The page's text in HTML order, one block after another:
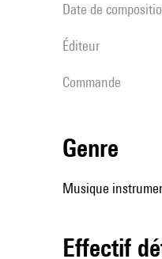
date de
éditeur
Commande
genre
Musique
effectif